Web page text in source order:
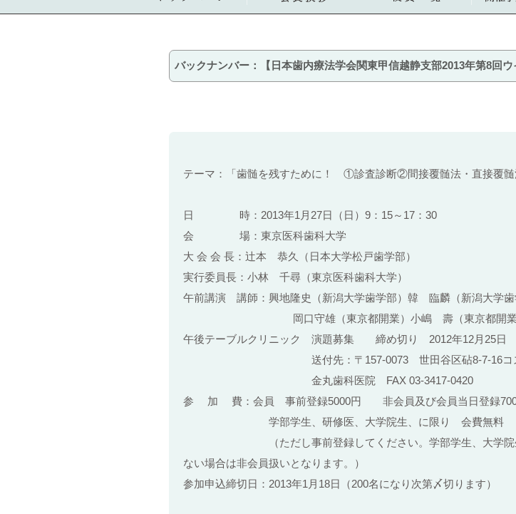
バックナンバー：【日本歯内療法学会関東甲信越静支部2013年第8回ウ
テーマ：「歯髄を残すために！ ①診査診断②間接覆髄法・直接覆
日 時：2013年1月27日（日）9：15～17：30
会 場：東京医科歯科大学
大 会 会 長：辻本 恭久（日本大学松戸歯学部）
実行委員長：小林 千尋（東京医科歯科大学）
午前講演 講師：興地隆史（新潟大学歯学部）韓 臨麟（新潟大学歯
岡口守雄（東京都開業）小嶋 壽（東京都開業
午後テーブルクリニック 演題募集 締め切り 2012年12月25日
送付先：〒157-0073 世田谷区砧8-7-16コスモ
金丸歯科医院 FAX 03-3417-0420
参 加 費：会員 事前登録5000円 非会員及び会員当日登録
学部学生、研修医、大学院生、に限り 会費無料
（ただし事前登録してください。学部学生、大学院生、
ない場合は非会員扱いとなります。）
参加申込締切日：2013年1月18日（200名になり次第〆切ります）